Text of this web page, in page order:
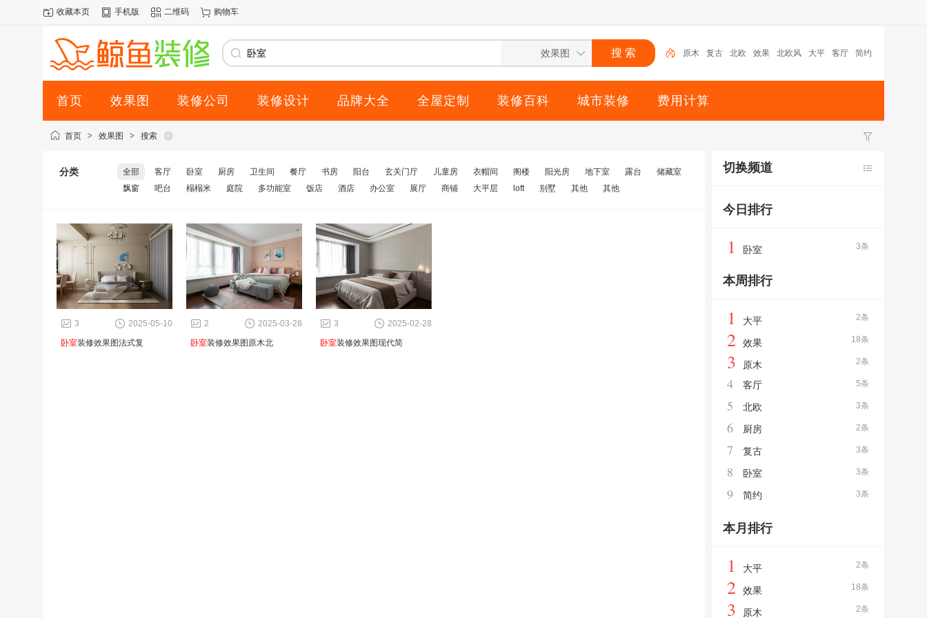
收藏本页 手机版 二维码 购物车
原木 复古 北欧 效果 北欧风 大平 客厅 简约
效果图 厨房
首页 效果图 装修公司 装修设计 品牌大全 全屋定制 装修百科 城市装修 费用计算
首页 > 效果图 > 搜索
分类 全部 客厅 卧室 厨房 卫生间 餐厅 书房 阳台 玄关门厅 儿童房 衣帽间 阁楼 阳光房 地下室 露台
储藏室
飘窗
吧台 榻榻米 庭院 多功能室 饭店 酒店 办公室 展厅 商铺 大平层 loft 别墅 其他 其他
2025-05-10
3
卧室装修效果图法式复
2025-03-28
2
卧室装修效果图原木北
2025-02-28
3
卧室装修效果图现代简
切换频道
今日排行
3条
1 卧室
本周排行
2条
1 大平
18条
2 效果
2条
3 原木
5条
4 客厅
3条
5 北欧
2条
6 厨房
3条
7 复古
3条
8 卧室
3条
9 简约
本月排行
2条
1 大平
18条
2 效果
2条
3 原木